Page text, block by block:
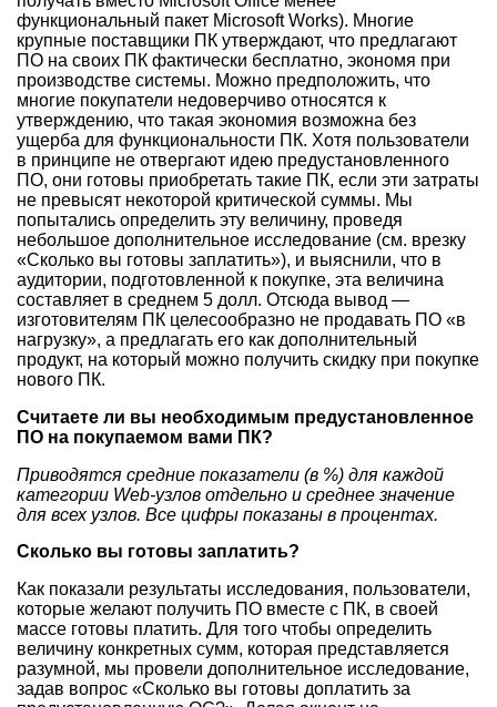
функциональный пакет Microsoft Works). Многие
крупные поставщики ПК утверждают, что предлагают
ПО на своих ПК фактически бесплатно, экономя при
производстве системы. Можно предположить, что
многие покупатели недоверчиво относятся к
утверждению, что такая экономия возможна без
ущерба для функциональности ПК. Хотя пользователи
в принципе не отвергают идею предустановленного
ПО, они готовы приобретать такие ПК, если эти затраты
не превысят некоторой критической суммы. Мы
попытались определить эту величину, проведя
небольшое дополнительное исследование (см. врезку
«Сколько вы готовы заплатить»), и выяснили, что в
аудитории, подготовленной к покупке, эта величина
составляет в среднем 5 долл. Отсюда вывод —
изготовителям ПК целесообразно не продавать ПО «в
нагрузку», а предлагать его как дополнительный
продукт, на который можно получить скидку при покупке
нового ПК.
Считаете ли вы необходимым предустановленное
ПО на покупаемом вами ПК?
Приводятся средние показатели (в %) для каждой
категории Web-узлов отдельно и среднее значение
для всех узлов. Все цифры показаны в процентах.
Сколько вы готовы заплатить?
Как показали результаты исследования, пользователи,
которые желают получить ПО вместе с ПК, в своей
массе готовы платить. Для того чтобы определить
величину конкретных сумм, которая представляется
разумной, мы провели дополнительное исследование,
задав вопрос «Сколько вы готовы доплатить за